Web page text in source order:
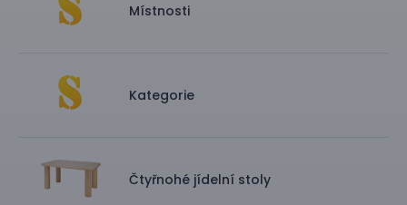
Místnosti
Kategorie
Čtyřnohé jídelní stoly